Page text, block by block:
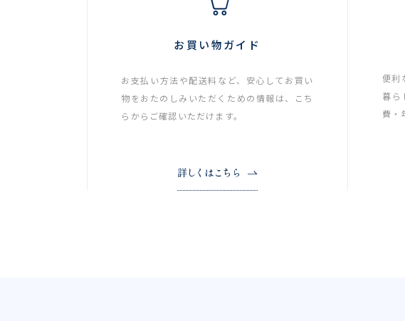
お買い物ガイド
お支払い方法や配送料など、安心してお買い
物をおたのしみいただくための情報は、こち
らからご確認いただけます。
詳しくはこちら
便利
暮
費・